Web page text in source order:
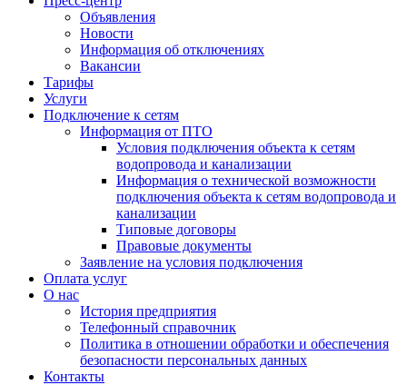
Объявления
Новости
Информация об отключениях
Вакансии
Тарифы
Услуги
Подключение к сетям
Информация от ПТО
Условия подключения объекта к сетям
водопровода и канализации
Информация о технической возможности
подключения объекта к сетям водопровода и
канализации
Типовые договоры
Правовые документы
Заявление на условия подключения
Оплата услуг
О нас
История предприятия
Телефонный справочник
Политика в отношении обработки и обеспечения
безопасности персональных данных
Контакты